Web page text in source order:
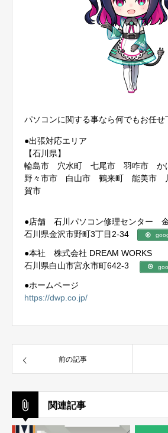
パソコンに関する事なら何でもお任せ
●出張対応エリア
【石川県】
輪島市 穴水町 七尾市 羽咋市 か
野々市市 白山市 鶴来町 能美市
賀市
●店舗 石川パソコン修理センター
石川県金沢市野町3丁目2-34
●本社 株式会社 DREAM WORKS
石川県白山市宮永市町642-3
●ホームページ
https://dwp.co.jp/
前の記事
関連記事